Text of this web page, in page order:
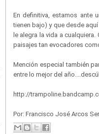
En definitiva, estamos ante
tienen bajo) y que desde
le alegra la vida a
paisajes tan evocadores
Mención especial también
entre lo mejor del
http://
Por: Francisco José Arcos